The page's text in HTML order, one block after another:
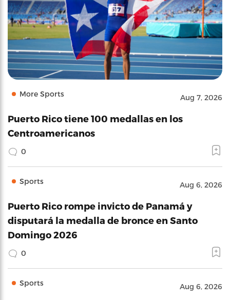
More Sports Aug 7, 2026
Puerto Rico tiene 100 medallas en los
Centroamericanos
0
Sports Aug 6, 2026
Puerto Rico rompe invicto de Panamá y
disputará la medalla de bronce en Santo
Domingo 2026
0
Sports Aug 6, 2026